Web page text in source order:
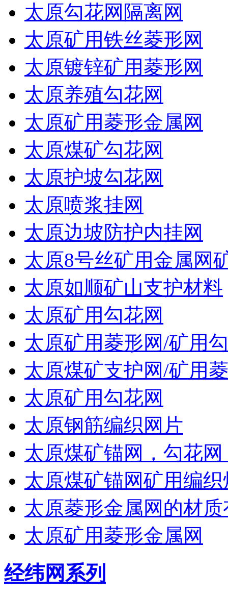
太原勾花网隔离网
太原矿用铁丝菱形网
太原镀锌矿用菱形网
太原养殖勾花网
太原矿用菱形金属网
太原煤矿勾花网
太原护坡勾花网
太原喷浆挂网
太原边坡防护内挂网
太原8号丝矿用金属网
太原如顺矿山支护材料
太原矿用勾花网
太原矿用菱形网/矿用
太原煤矿支护网/矿用
太原矿用勾花网
太原钢筋编织网片
太原煤矿锚网，勾花
太原煤矿锚网矿用编
太原菱形金属网的材质
太原矿用菱形金属网
经纬网系列